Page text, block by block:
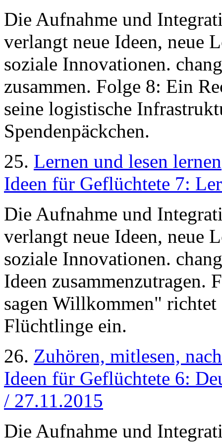
Die Aufnahme und
verlangt neue Ideen, neue
soziale Innovationen.
zusammen. Folge 8: Ein
seine logistische
Spendenpäckchen.
25. Lernen und lesen lernen
Ideen für Geflüchtete 7:
Die Aufnahme und
verlangt neue Ideen, neue
soziale Innovationen.
Ideen
sagen Willkommen"
Flüchtlinge ein.
26. Zuhören, mitlesen,
Ideen für Geflüchtete 6:
/ 27.11.2015
Die Aufnahme und